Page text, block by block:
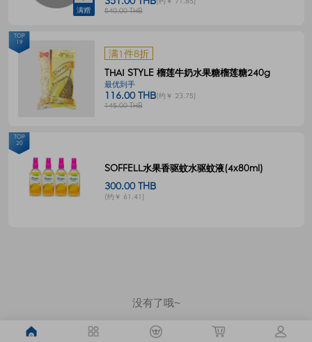
满赠
540.00 THB
满1件8折
THAI STYLE 榴莲牛奶水果糖榴莲糖240g
最优到手
116.00 THB(约￥ 23.75)
145.00 THB
TOP
19
SOFFELL水果香驱蚊水驱蚊液(4x80ml)
300.00 THB
(约￥ 61.41)
TOP
20
没有了哦~